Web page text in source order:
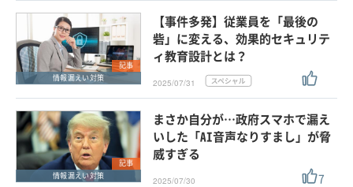
記事
情報漏えい対策
【事件多発】従業員を「最後の
砦」に変える、効果的セキュリテ
ィ教育設計とは？
2025/07/31
記事
情報漏えい対策
まさか自分が…政府スマホで漏え
いした「AI音声なりすまし」が脅
威すぎる
2025/07/30 7